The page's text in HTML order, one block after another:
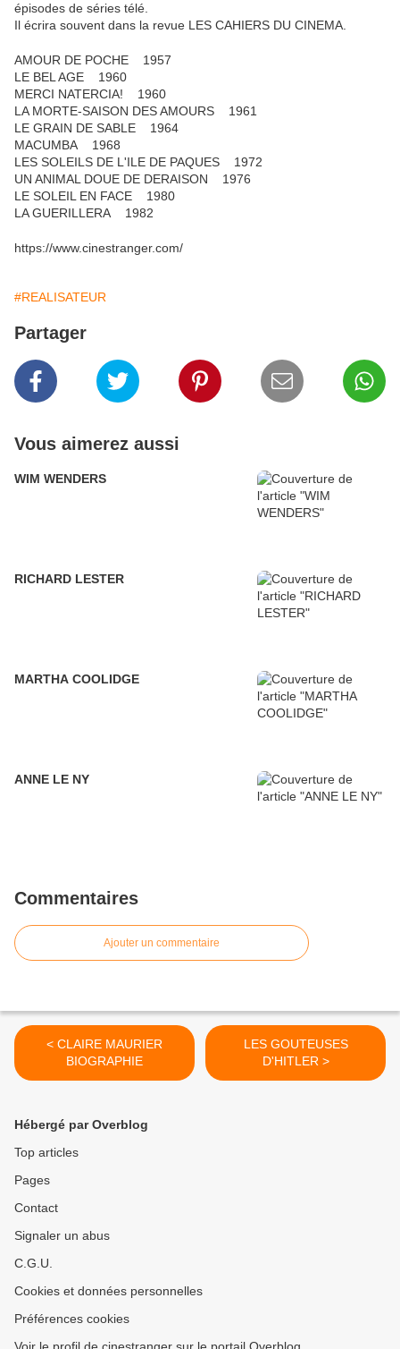
épisodes de séries télé.
Il écrira souvent dans la revue LES CAHIERS DU CINEMA.
AMOUR DE POCHE 1957
LE BEL AGE 1960
MERCI NATERCIA! 1960
LA MORTE-SAISON DES AMOURS 1961
LE GRAIN DE SABLE 1964
MACUMBA 1968
LES SOLEILS DE L'ILE DE PAQUES 1972
UN ANIMAL DOUE DE DERAISON 1976
LE SOLEIL EN FACE 1980
LA GUERILLERA 1982
https://www.cinestranger.com/
#REALISATEUR
Partager
Vous aimerez aussi
WIM WENDERS
RICHARD LESTER
MARTHA COOLIDGE
ANNE LE NY
Commentaires
Ajouter un commentaire
< CLAIRE MAURIER
BIOGRAPHIE
LES GOUTEUSES
D'HITLER >
Hébergé par Overblog
Top articles
Pages
Contact
Signaler un abus
C.G.U.
Cookies et données personnelles
Préférences cookies